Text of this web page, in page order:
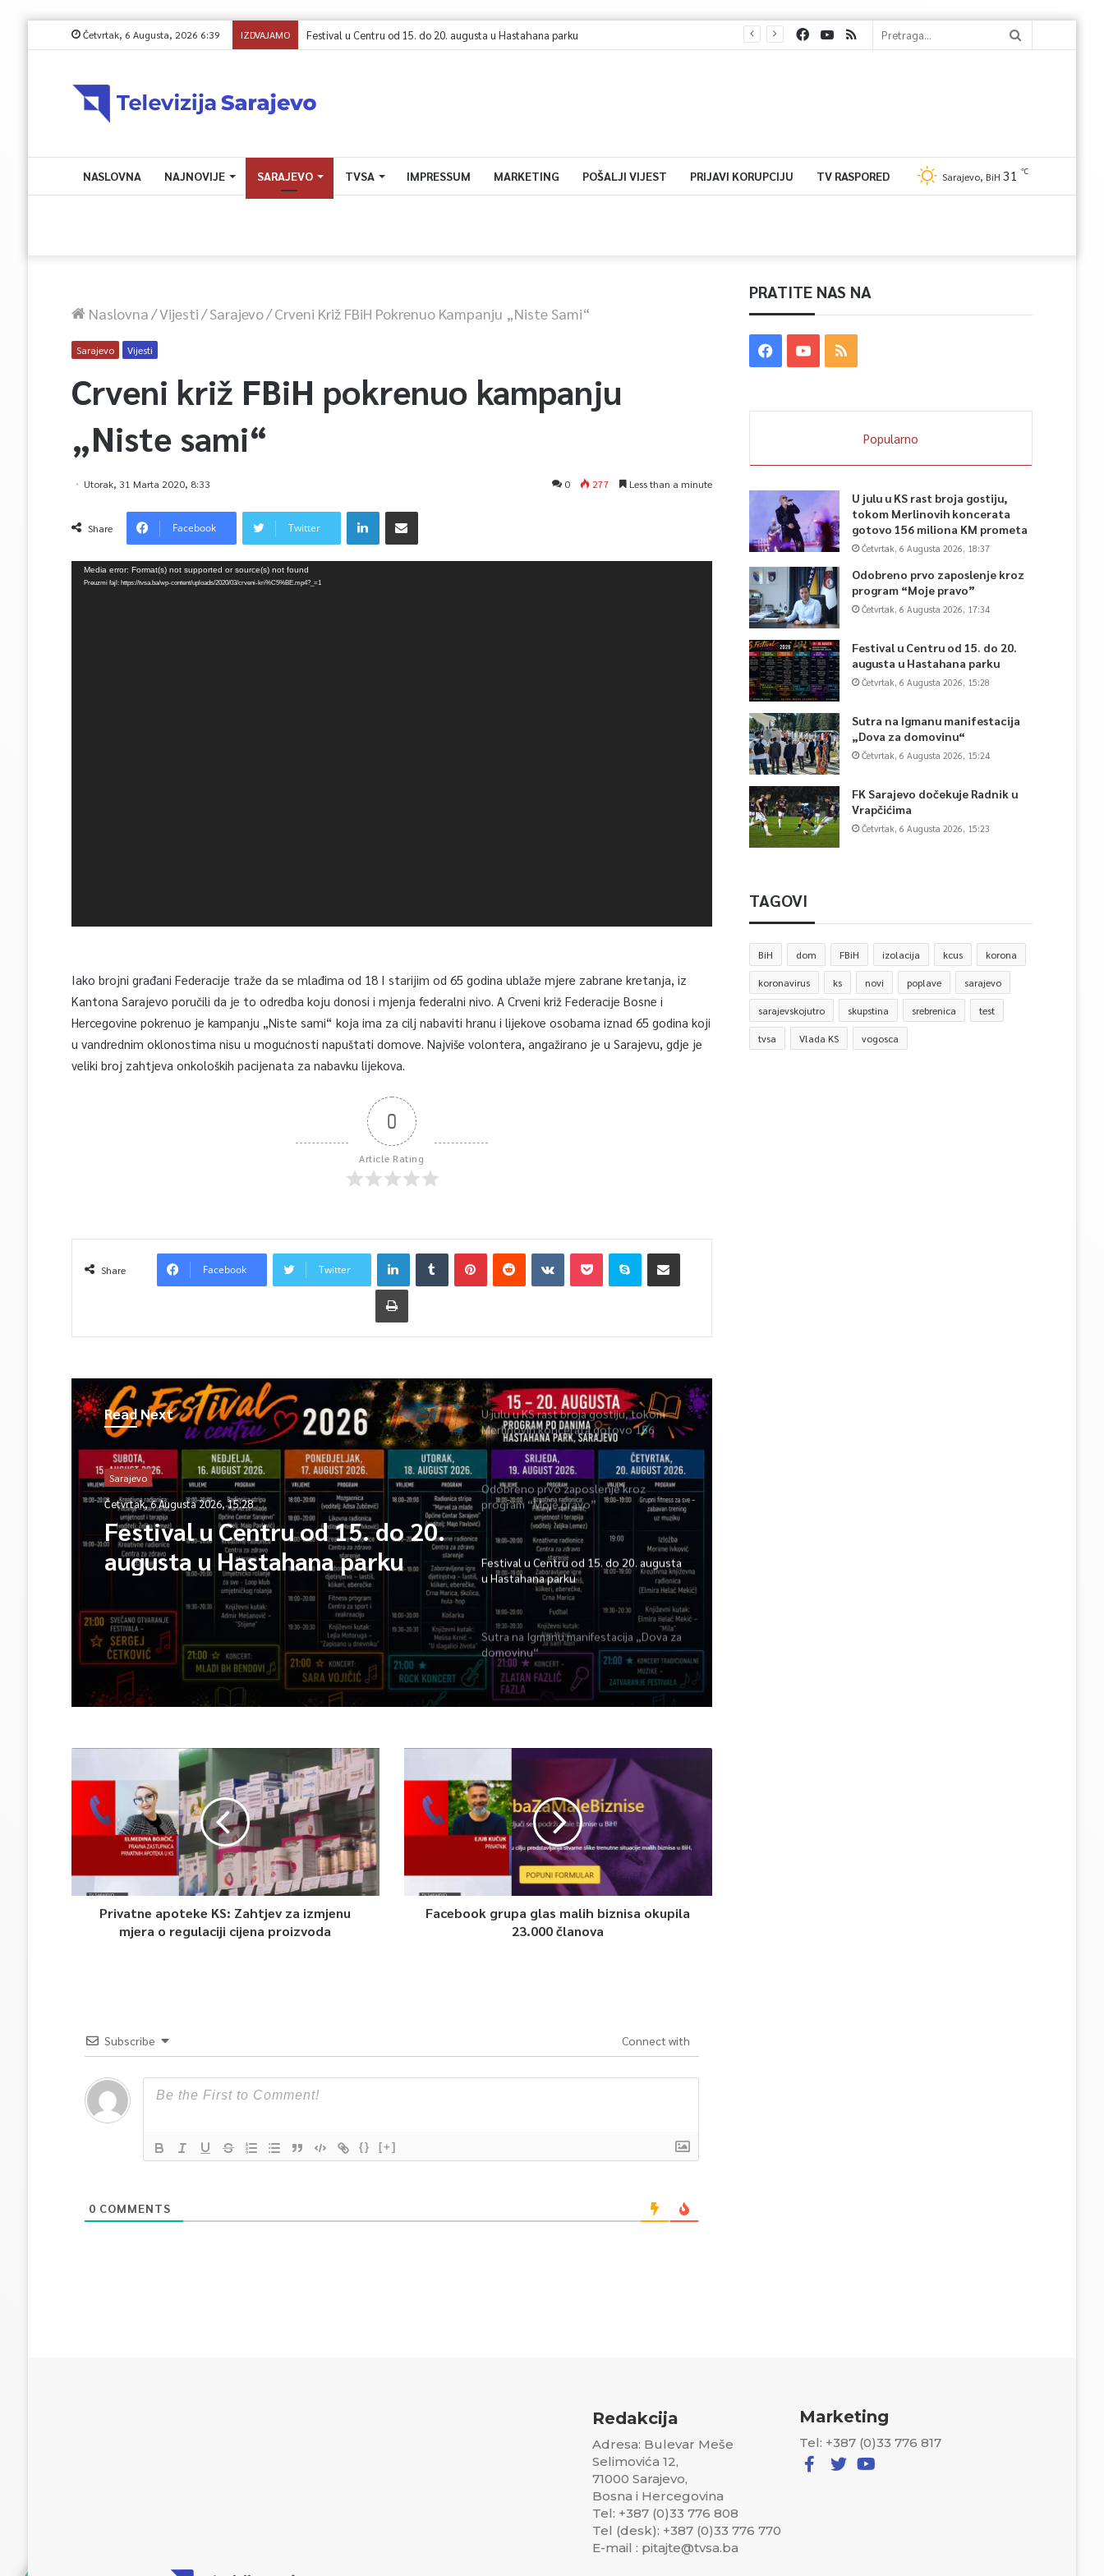
Četvrtak, 6 Augusta, 2026 6:39 IZDVAJAMO Festival u Centru od 15. do 20. augusta u Hastahana parku
NASLOVNA NAJNOVIJE SARAJEVO TVSA IMPRESSUM MARKETING POŠALJI VIJEST PRIJAVI KORUPCIJU TV RASPORED Sarajevo, BiH 31 ℃
Naslovna/Vijesti/Sarajevo/Crveni Križ FBiH Pokrenuo Kampanju „Niste Sami“
Sarajevo Vijesti
Crveni križ FBiH pokrenuo kampanju
„Niste sami“
Utorak, 31 Marta 2020, 8:33 0 277 Less than a minute
Share Facebook Twitter
Video
Player
Media error: Format(s) not supported or source(s) not found
Preuzmi fajl: https://tvsa.ba/wp-content/uploads/2020/03/crveni-kri%C5%BE.mp4?_=1
Iako brojni građani Federacije traže da se mlađima od 18 I starijim od 65 godina ublaže mjere zabrane kretanja, iz
Kantona Sarajevo poručili da je to odredba koju donosi i mjenja federalni nivo. A Crveni križ Federacije Bosne i
Hercegovine pokrenuo je kampanju „Niste sami“ koja ima za cilj nabaviti hranu i lijekove osobama iznad 65 godina koji
u vandrednim oklonostima nisu u mogućnosti napuštati domove. Najviše volontera, angažirano je u Sarajevu, gdje je
veliki broj zahtjeva onkoloških pacijenata za nabavku lijekova.
0
Article Rating
Share Facebook Twitter
Read Next
Sarajevo
Četvrtak, 6 Augusta 2026, 15:28
Festival u Centru od 15. do 20.
augusta u Hastahana parku
U julu u KS rast broja gostiju, tokom
Merlinovih koncerata gotovo 156
miliona KM prometa
Odobreno prvo zaposlenje kroz
program “Moje pravo”
Festival u Centru od 15. do 20. augusta
u Hastahana parku
Sutra na Igmanu manifestacija „Dova za
domovinu“
Privatne apoteke KS: Zahtjev za izmjenu
mjera o regulaciji cijena proizvoda
Facebook grupa glas malih biznisa okupila
23.000 članova
Subscribe Connect with
{} [+]
0 COMMENTS
PRATITE NAS NA
Popularno
U julu u KS rast broja gostiju,
tokom Merlinovih koncerata
gotovo 156 miliona KM prometa
Četvrtak, 6 Augusta 2026, 18:37
Odobreno prvo zaposlenje kroz
program “Moje pravo”
Četvrtak, 6 Augusta 2026, 17:34
Festival u Centru od 15. do 20.
augusta u Hastahana parku
Četvrtak, 6 Augusta 2026, 15:28
Sutra na Igmanu manifestacija
„Dova za domovinu“
Četvrtak, 6 Augusta 2026, 15:24
FK Sarajevo dočekuje Radnik u
Vrapčićima
Četvrtak, 6 Augusta 2026, 15:23
TAGOVI
BiH dom FBiH izolacija kcus korona
koronavirus ks novi poplave sarajevo
sarajevskojutro skupstina srebrenica test
tvsa Vlada KS vogosca
Redakcija
Adresa: Bulevar Meše
Selimovića 12,
71000 Sarajevo,
Bosna i Hercegovina
Tel: +387 (0)33 776 808
Tel (desk): +387 (0)33 776 770
E-mail : pitajte@tvsa.ba
Marketing
Tel: +387 (0)33 776 817